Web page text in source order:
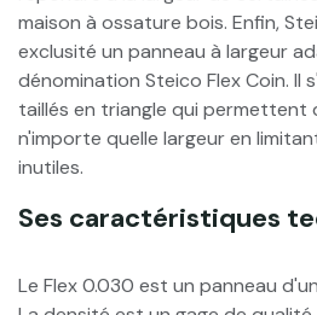
maison à ossature bois. Enfin,
exclusité un panneau à largeur
dénomination Steico Flex Coin. Il
taillés en triangle qui permettent
n'importe quelle largeur en
inutiles.
Ses caractéristiques
Le Flex 0.030 est un panneau